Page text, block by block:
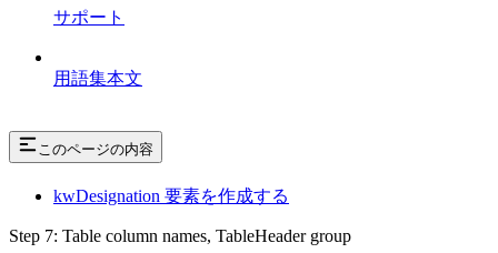
サポート
用語集本文
このページの内容
kwDesignation 要素を作成する
Step 7: Table column names, TableHeader group